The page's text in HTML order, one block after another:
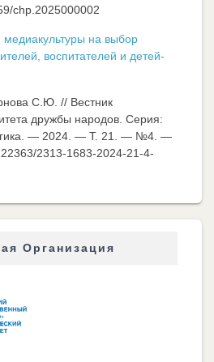
chp.2025000002
на выбор
воспитателей и детей-
С.Ю. // Вестник
дружбы народов. Серия:
— 2024. — Т. 21. — №4. —
2313-1683-2024-21-4-
Организация